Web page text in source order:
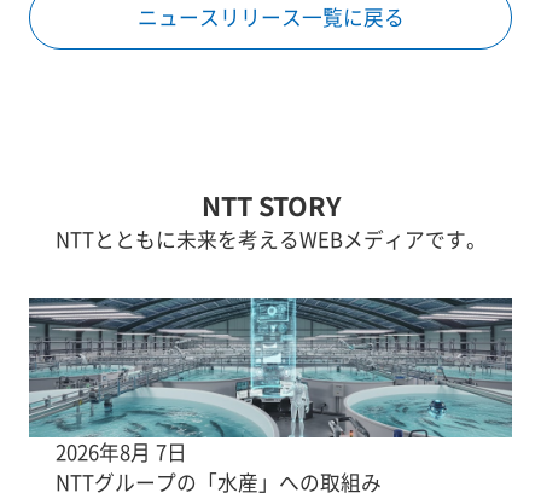
ニュースリリース一覧に戻る
NTT STORY
NTTとともに未来を考えるWEBメディアです。
2026年8月 7日
NTTグループの「水産」への取組み